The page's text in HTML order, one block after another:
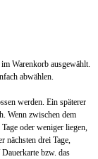
Warenkorb ausgewählt.
abwählen.
werden. Ein späterer
Wenn zwischen dem
oder weniger liegen,
nächsten drei Tage,
bzw. das